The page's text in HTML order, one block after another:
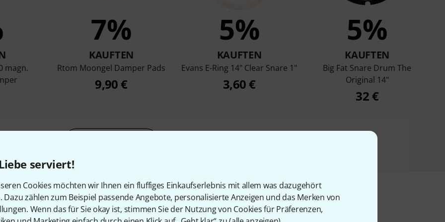
serviert!
Cookies möchten wir Ihnen ein fluffiges Einkaufserlebnis mit allem was dazugehört
Dazu zählen zum Beispiel passende Angebote, personalisierte Anzeigen und das Merken von
Wenn das für Sie okay ist, stimmen Sie der Nutzung von Cookies für Präferenzen,
magn.
7%
KAUFTEN
Rtom Moongel Damper Pads
9,90 €
5%
KAUFTEN
Evans E-Ring 14" Clear Snare 1"
3,60 €
5%
KAUFTEN
Big Fat Snare Drum The
Original 14"
32 €